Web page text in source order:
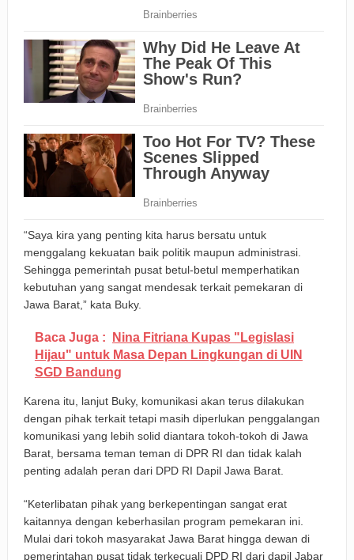
“Saya kira yang penting kita harus bersatu untuk
menggalang kekuatan baik politik maupun administrasi.
Sehingga pemerintah pusat betul-betul memperhatikan
kebutuhan yang sangat mendesak terkait pemekaran di
Jawa Barat,” kata Buky.
Baca Juga :
Nina Fitriana Kupas "Legislasi
Hijau" untuk Masa Depan Lingkungan di UIN
SGD Bandung
Karena itu, lanjut Buky, komunikasi akan terus dilakukan
dengan pihak terkait tetapi masih diperlukan penggalangan
komunikasi yang lebih solid diantara tokoh-tokoh di Jawa
Barat, bersama teman teman di DPR RI dan tidak kalah
penting adalah peran dari DPD RI Dapil Jawa Barat.
“Keterlibatan pihak yang berkepentingan sangat erat
kaitannya dengan keberhasilan program pemekaran ini.
Mulai dari tokoh masyarakat Jawa Barat hingga dewan di
pemerintahan pusat tidak terkecuali DPD RI dari dapil Jabar